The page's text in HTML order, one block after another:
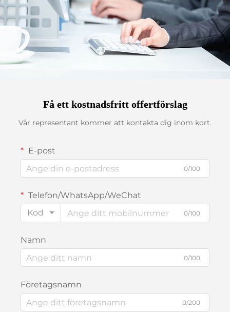
Få ett kostnadsfritt offertförslag
Vår representant kommer att kontakta dig inom kort.
E-post
0/100
Telefon/WhatsApp/WeChat
Kod
0/100
Namn
0/100
Företagsnamn
0/200